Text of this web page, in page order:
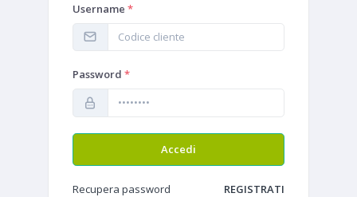
Username *
Password *
Recupera password REGISTRATI